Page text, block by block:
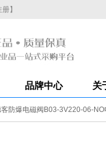
】
品牌中心 关
客防爆电磁阀B03-3V220-06-